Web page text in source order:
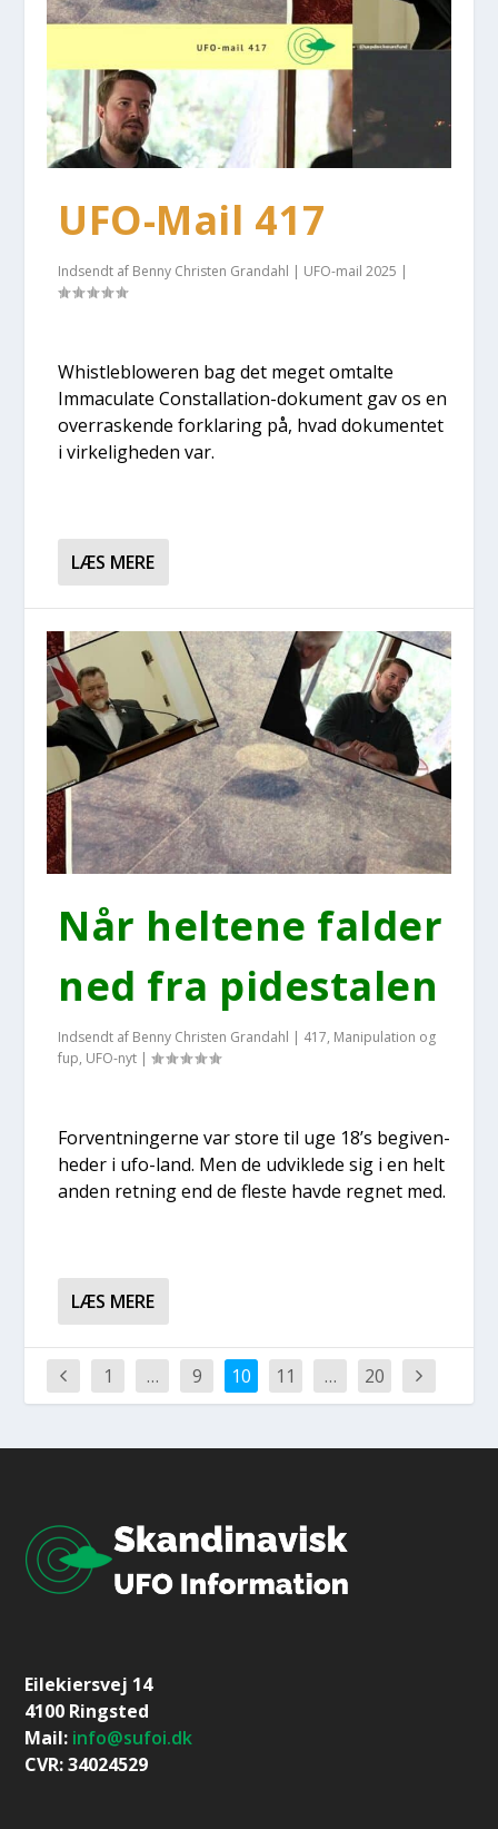
UFO-Mail 417
Indsendt af Benny Christen Grandahl | UFO-mail 2025 |
Whi­st­le­blowe­ren bag det meget omtal­te
Imma­cu­la­te Con­stal­la­tion-doku­ment gav os en
over­ra­sken­de for­kla­ring på, hvad doku­men­tet
i vir­ke­lig­he­den var.
LÆS MERE
Når hel­te­ne fal­der
ned fra pidesta­len
Indsendt af Benny Christen Grandahl | 417, Manipulation og
fup, UFO-nyt |
For­vent­nin­ger­ne var sto­re til uge 18’s begi­ven­
he­der i ufo-land. Men de udvik­le­de sig i en helt
anden ret­ning end de fle­ste hav­de reg­net med.
LÆS MERE
1 … 9 10 11 … 20
Eilekiersvej 14
4100 Ringsted
Mail: info@sufoi.dk
CVR: 34024529